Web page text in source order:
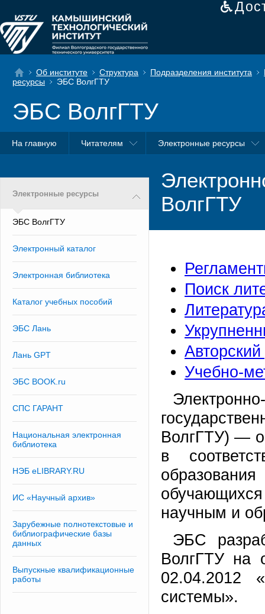
Об институте Структура Подразделения института
ресурсы
ЭБС ВолгГТУ
ЭБС ВолгГТУ
На главную Читателям Электронные ресурсы
Электронные ресурсы
ЭБС ВолгГТУ
Электронный каталог
Электронная библиотека
Каталог учебных пособий
ЭБС Лань
Лань GPT
ЭБС BOOK.ru
СПС ГАРАНТ
Национальная электронная
библиотека
НЭБ eLIBRARY.RU
ИС «Научный архив»
Зарубежные полнотекстовые и
библиографические базы
данных
Выпускные квалификационные
работы
ВолгГТУ
Поиск
Авторский
Учебно-
ВолгГТУ) —
в
научным и
ЭБС
ВолгГТУ на
02.04.2012
системы».